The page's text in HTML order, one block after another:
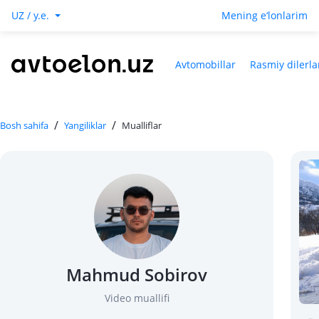
UZ / y.e. Mening e‘lonlarim
Avtomobillar Rasmiy
Bosh sahifa / Yangiliklar / Mualliflar
Mahmud Sobirov
Video muallifi